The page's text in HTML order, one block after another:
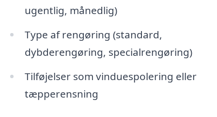
ugentlig, månedlig)
Type af rengøring (standard,
dybderengøring, specialrengøring)
Tilføjelser som vinduespolering eller
tæpperensning